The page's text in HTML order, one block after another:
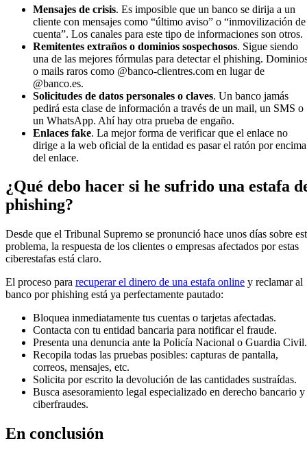
Mensajes de crisis. Es imposible que un banco se dirija a un
cliente con mensajes como “último aviso” o “inmovilización de
cuenta”. Los canales para este tipo de informaciones son otros.
Remitentes extraños o dominios sospechosos. Sigue siendo
una de las mejores fórmulas para detectar el phishing.
o mails raros como @banco-clientres.com en lugar de
@banco.es.
Solicitudes de datos personales o claves. Un banco jamás
pedirá esta clase de información a través de un mail, un SMS o
un WhatsApp. Ahí hay otra prueba de engaño.
Enlaces fake. La mejor forma de verificar que el enlace no
dirige a la web oficial de la entidad es pasar el ratón por encima
del enlace.
¿Qué debo hacer si he sufrido una estafa
phishing?
Desde que el Tribunal Supremo se pronunció hace unos días sobre
problema, la respuesta de los clientes o empresas afectados por estas
ciberestafas está claro.
El proceso para recuperar el dinero de una estafa online y reclamar al
banco por phishing está ya perfectamente pautado:
Bloquea inmediatamente tus cuentas o tarjetas afectadas.
Contacta con tu entidad bancaria para notificar el fraude.
Presenta una denuncia ante la Policía Nacional o Guardia Civil.
Recopila todas las pruebas posibles: capturas de pantalla,
correos, mensajes, etc.
Solicita por escrito la devolución de las cantidades sustraídas.
Busca asesoramiento legal especializado en derecho bancario y
ciberfraudes.
En conclusión